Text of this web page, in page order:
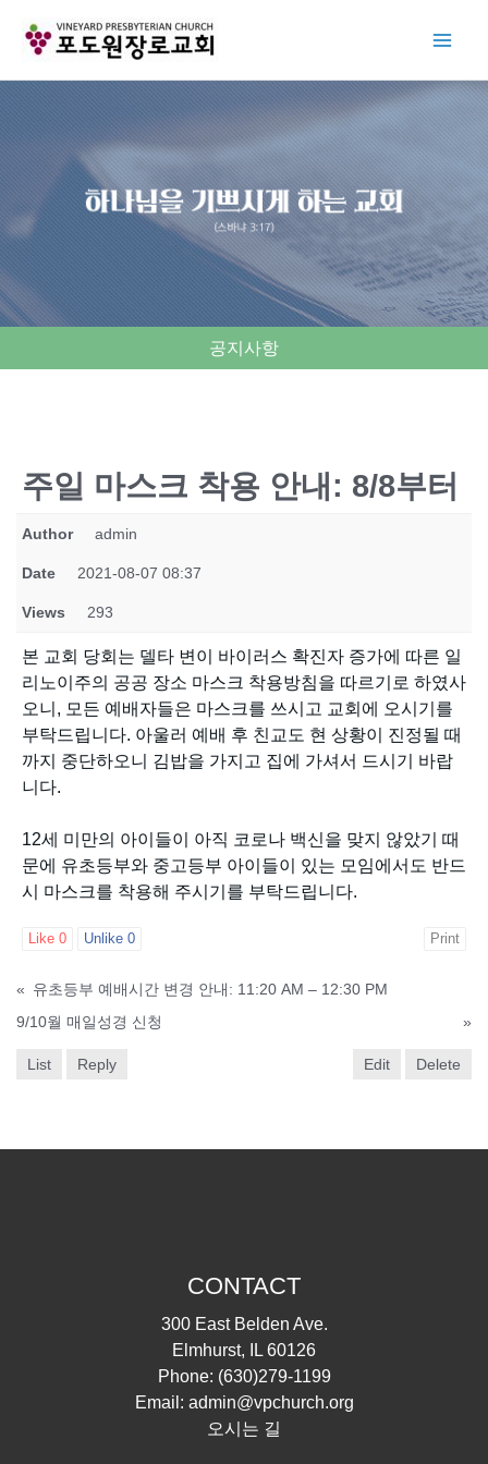
공지사항
주일 마스크 착용 안내: 8/8부터
Author admin
Date 2021-08-07 08:37
Views 293
본 교회 당회는 델타 변이 바이러스 확진자 증가에 따른 일
리노이주의 공공 장소 마스크 착용방침을 따르기로 하였사
오니, 모든 예배자들은 마스크를 쓰시고 교회에 오시기를
부탁드립니다. 아울러 예배 후 친교도 현 상황이 진정될 때
까지 중단하오니 김밥을 가지고 집에 가셔서 드시기 바랍
니다.
12세 미만의 아이들이 아직 코로나 백신을 맞지 않았기 때
문에 유초등부와 중고등부 아이들이 있는 모임에서도 반드
시 마스크를 착용해 주시기를 부탁드립니다.
Like 0 Unlike 0 Print
« 유초등부 예배시간 변경 안내: 11:20 AM – 12:30 PM
9/10월 매일성경 신청
»
List Reply Edit Delete
CONTACT
300 East Belden Ave.
Elmhurst, IL 60126
Phone: (630)279-1199
Email: admin@vpchurch.org
오시는 길